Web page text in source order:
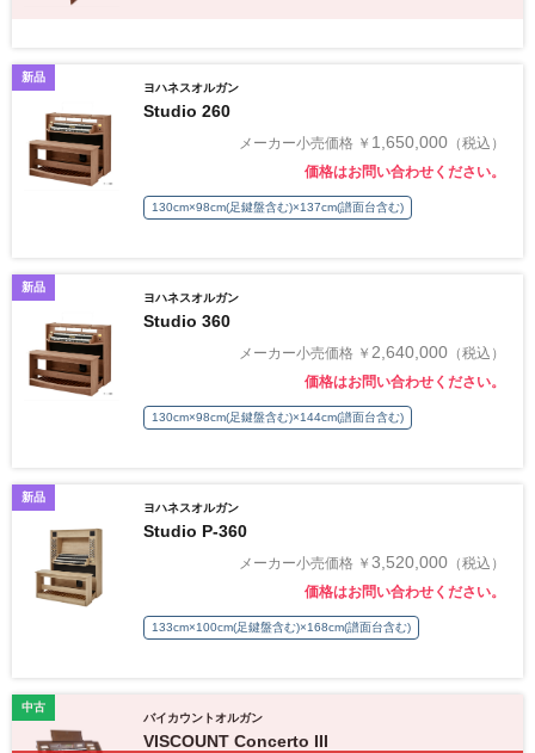
新品
ヨハネスオルガン
Studio 260
メーカー小売価格 ￥ 1,650,000 （税込）
価格はお問い合わせください。
130cm×98cm(足鍵盤含む)×137cm(譜面台含む)
新品
ヨハネスオルガン
Studio 360
メーカー小売価格 ￥ 2,640,000 （税込）
価格はお問い合わせください。
130cm×98cm(足鍵盤含む)×144cm(譜面台含む)
新品
ヨハネスオルガン
Studio P-360
メーカー小売価格 ￥ 3,520,000 （税込）
価格はお問い合わせください。
133cm×100cm(足鍵盤含む)×168cm(譜面台含む)
中古
バイカウントオルガン
VISCOUNT Concerto III